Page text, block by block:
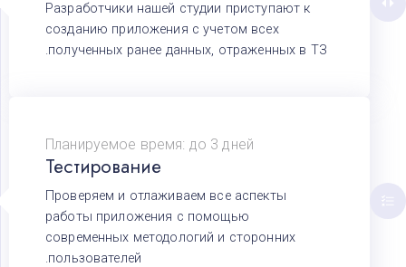
Разработчики нашей студии приступают к
созданию приложения с учетом всех
полученных ранее данных, отраженных в ТЗ.
Планируемое время: до 3 дней
Тестирование
Проверяем и отлаживаем все аспекты
работы приложения с помощью
современных методологий и сторонних
пользователей.